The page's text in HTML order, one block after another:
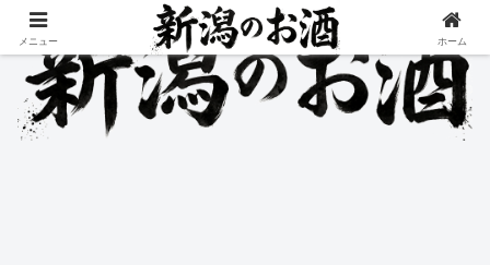
メニュー ホーム